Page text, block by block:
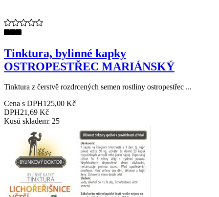
Tinktura, bylinné kapky
OSTROPESTŘEC MARIÁNSKÝ
Tinktura z čerstvě rozdrcených semen rostliny ostropestřec ...
Cena s DPH125,00 Kč
DPH21,69 Kč
Kusů skladem: 25